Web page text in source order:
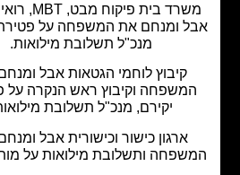
משרד בית פיקוח מבט, MBT, רואי חשבון
ומנחם את המשפחה על פטירת יקירם,
מנכ"ל תשלובת מילואות.
קיבוץ לוחמי הגטאות אבל ומנחם את
וקיבוץ ראש הנקרה על פטירת
יקירם, מנכ"ל תשלובת מילואות.
ארגון כישור וכישורית אבל ומנחם את
ותשלובת מילואות על מות יקירם.